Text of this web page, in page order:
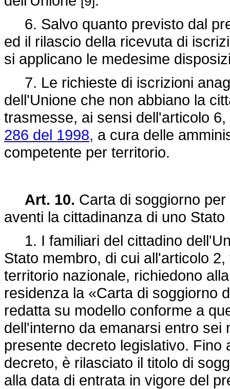
6. Salvo quanto previsto dal
ed il rilascio della ricevuta di
si applicano le medesime
7. Le richieste di iscrizioni
dell'Unione che non abbiano la
trasmesse, ai sensi dell'articolo
286 del 1998, a cura delle
competente per territorio.
Art. 10. Carta di soggiorno
aventi la cittadinanza di uno
1. I familiari del cittadino
Stato membro, di cui all'articolo
territorio nazionale, richiedono
residenza la «Carta di soggiorno
redatta su modello conforme a
dell'interno da emanarsi entro sei
presente decreto legislativo. Fino
decreto, è rilasciato il titolo di
alla data di entrata in vigore del